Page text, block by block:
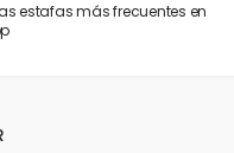
estafas más frecuentes en